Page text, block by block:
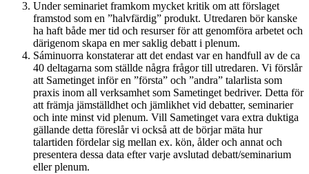
Under seminariet framkom mycket kritik om att förslaget
framstod som en ”halvfärdig” produkt. Utredaren bör kanske
ha haft både mer tid och resurser för att genomföra arbetet och
därigenom skapa en mer saklig debatt i plenum.
Sáminuorra konstaterar att det endast var en handfull av de ca
40 deltagarna som ställde några frågor till utredaren. Vi förslår
att Sametinget inför en ”första” och ”andra” talarlista som
praxis inom all verksamhet som Sametinget bedriver. Detta för
att främja jämställdhet och jämlikhet vid debatter, seminarier
och inte minst vid plenum. Vill Sametinget vara extra duktiga
gällande detta föreslår vi också att de börjar mäta hur
talartiden fördelar sig mellan ex. kön, ålder och annat och
presentera dessa data efter varje avslutad debatt/seminarium
eller plenum.